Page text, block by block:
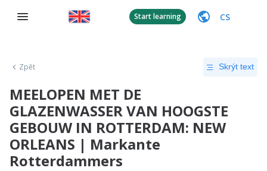
Start learning CS
Zpět Skrýt text
MEELOPEN MET DE
GLAZENWASSER VAN HOOGSTE
GEBOUW IN ROTTERDAM: NEW
ORLEANS | Markante
Rotterdammers